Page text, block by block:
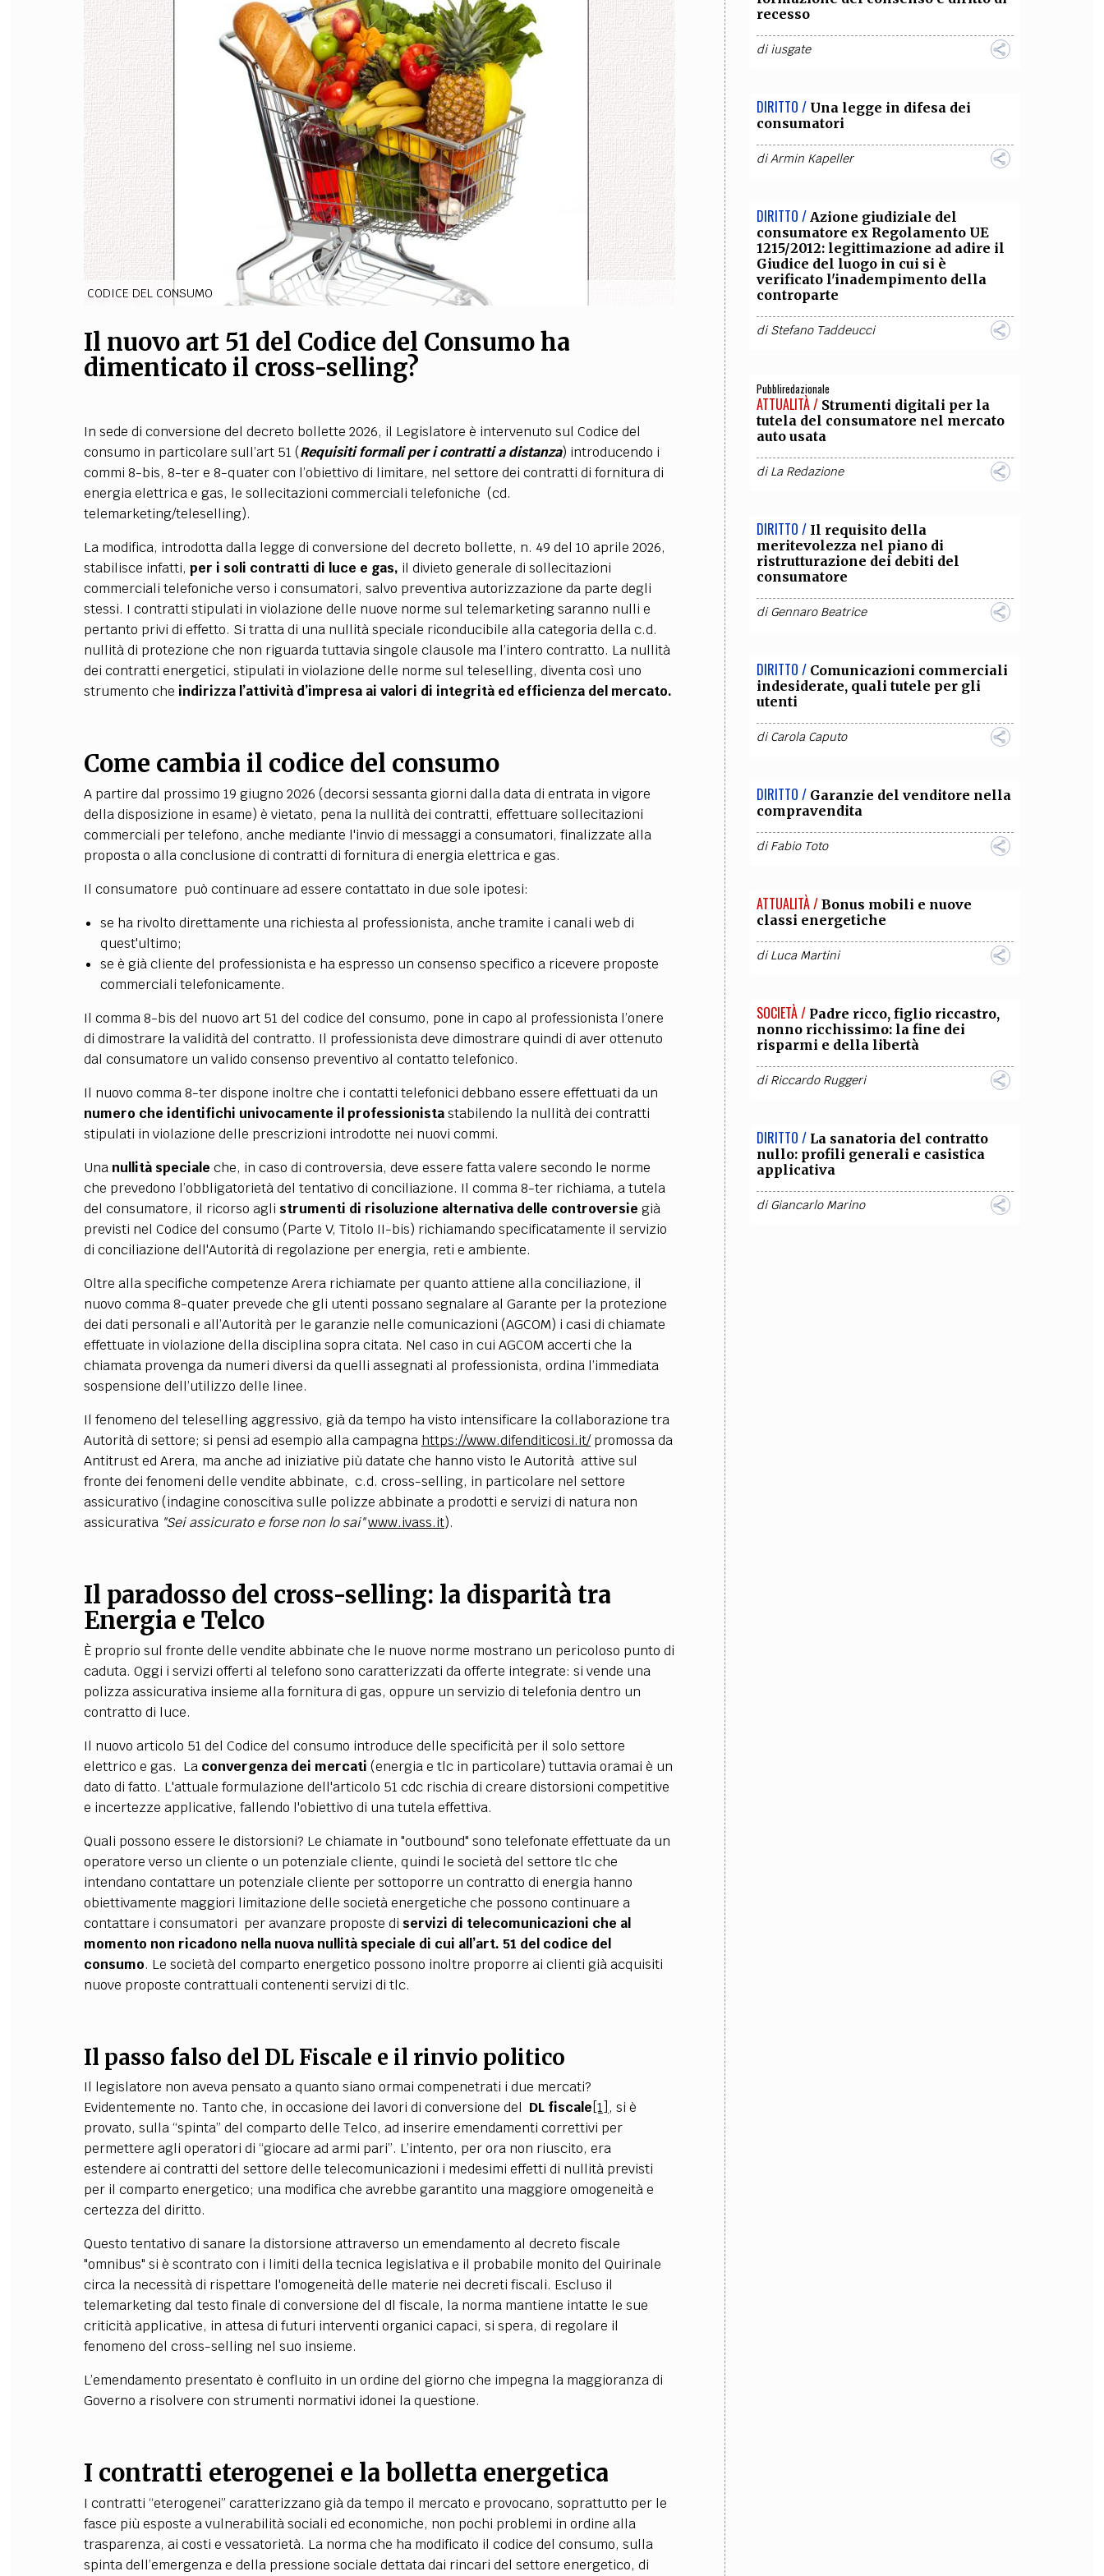
TEAM
FILODIRITTO REDAZIONE COMITATO SCIENTIFICO AUTORI CURATORI FOTOGRAFI COLLABORA CON NOI
CODICI RUBRICHE LIBRI PUBBLICITÀ CONTATTI
SOCIAL MEDIA
CODICE DEL CONSUMO
Il nuovo art 51 del Codice del Consumo ha
dimenticato il cross-selling?
In sede di conversione del decreto bollette 2026, il Legislatore è intervenuto sul Codice del
consumo in particolare sull’art 51 (Requisiti formali per i contratti a distanza) introducendo i
commi 8-bis, 8-ter e 8-quater con l’obiettivo di limitare, nel settore dei contratti di fornitura di
energia elettrica e gas, le sollecitazioni commerciali telefoniche (cd.
telemarketing/teleselling).
La modifica, introdotta dalla legge di conversione del decreto bollette, n. 49 del 10 aprile 2026,
stabilisce infatti, per i soli contratti di luce e gas, il divieto generale di sollecitazioni
commerciali telefoniche verso i consumatori, salvo preventiva autorizzazione da parte degli
stessi. I contratti stipulati in violazione delle nuove norme sul telemarketing saranno nulli e
pertanto privi di effetto. Si tratta di una nullità speciale riconducibile alla categoria della c.d.
nullità di protezione che non riguarda tuttavia singole clausole ma l’intero contratto. La nullità
dei contratti energetici, stipulati in violazione delle norme sul teleselling, diventa così uno
strumento che indirizza l’attività d’impresa ai valori di integrità ed efficienza del mercato.
Come cambia il codice del consumo
A partire dal prossimo 19 giugno 2026 (decorsi sessanta giorni dalla data di entrata in vigore
della disposizione in esame) è vietato, pena la nullità dei contratti, effettuare sollecitazioni
commerciali per telefono, anche mediante l'invio di messaggi a consumatori, finalizzate alla
proposta o alla conclusione di contratti di fornitura di energia elettrica e gas.
Il consumatore può continuare ad essere contattato in due sole ipotesi:
se ha rivolto direttamente una richiesta al professionista, anche tramite i canali web di
quest'ultimo;
se è già cliente del professionista e ha espresso un consenso specifico a ricevere proposte
commerciali telefonicamente.
Il comma 8-bis del nuovo art 51 del codice del consumo, pone in capo al professionista l’onere
di dimostrare la validità del contratto. Il professionista deve dimostrare quindi di aver ottenuto
dal consumatore un valido consenso preventivo al contatto telefonico.
Il nuovo comma 8-ter dispone inoltre che i contatti telefonici debbano essere effettuati da un
numero che identifichi univocamente il professionistastabilendo la nullità dei contratti
stipulati in violazione delle prescrizioni introdotte nei nuovi commi.
Una nullità speciale che, in caso di controversia, deve essere fatta valere secondo le norme
che prevedono l’obbligatorietà del tentativo di conciliazione. Il comma 8-ter richiama, a tutela
del consumatore, il ricorso agli strumenti di risoluzione alternativa delle controversie già
previsti nel Codice del consumo (Parte V, Titolo II-bis) richiamando specificatamente il servizio
di conciliazione dell'Autorità di regolazione per energia, reti e ambiente.
Oltre alla specifiche competenze Arera richiamate per quanto attiene alla conciliazione, il
nuovo comma 8-quater prevede che gli utenti possano segnalare al Garante per la protezione
dei dati personali e all’Autorità per le garanzie nelle comunicazioni (AGCOM) i casi di chiamate
effettuate in violazione della disciplina sopra citata. Nel caso in cui AGCOM accerti che la
chiamata provenga da numeri diversi da quelli assegnati al professionista, ordina l’immediata
sospensione dell’utilizzo delle linee.
Il fenomeno del teleselling aggressivo, già da tempo ha visto intensificare la collaborazione tra
Autorità di settore; si pensi ad esempio alla campagna https://www.difenditicosi.it/promossa da
Antitrust ed Arera, ma anche ad iniziative più datate che hanno visto le Autorità attive sul
fronte dei fenomeni delle vendite abbinate, c.d. cross-selling, in particolare nel settore
assicurativo (indagine conoscitiva sulle polizze abbinate a prodotti e servizi di natura non
assicurativa "Sei assicurato e forse non lo sai"www.ivass.it).
Il paradosso del cross-selling: la disparità tra
Energia e Telco
È proprio sul fronte delle vendite abbinate che le nuove norme mostrano un pericoloso punto di
caduta. Oggi i servizi offerti al telefono sono caratterizzati da offerte integrate: si vende una
polizza assicurativa insieme alla fornitura di gas, oppure un servizio di telefonia dentro un
contratto di luce.
Il nuovo articolo 51 del Codice del consumo introduce delle specificità per il solo settore
elettrico e gas. La convergenza dei mercati (energia e tlc in particolare) tuttavia oramai è un
dato di fatto. L'attuale formulazione dell'articolo 51 cdc rischia di creare distorsioni competitive
e incertezze applicative, fallendo l'obiettivo di una tutela effettiva.
Quali possono essere le distorsioni? Le chiamate in "outbound" sono telefonate effettuate da un
operatore verso un cliente o un potenziale cliente, quindi le società del settore tlc che
intendano contattare un potenziale cliente per sottoporre un contratto di energia hanno
obiettivamente maggiori limitazione delle società energetiche che possono continuare a
contattare i consumatori per avanzare proposte di servizi di telecomunicazioni che al
momento non ricadono nella nuova nullità speciale di cui all’art. 51 del codice del
consumo. Le società del comparto energetico possono inoltre proporre ai clienti già acquisiti
nuove proposte contrattuali contenenti servizi di tlc.
Il passo falso del DL Fiscale e il rinvio politico
Il legislatore non aveva pensato a quanto siano ormai compenetrati i due mercati?
Evidentemente no. Tanto che, in occasione dei lavori di conversione del DL fiscale [1] , si è
provato, sulla “spinta” del comparto delle Telco, ad inserire emendamenti correttivi per
permettere agli operatori di “giocare ad armi pari”. L’intento, per ora non riuscito, era
estendere ai contratti del settore delle telecomunicazioni i medesimi effetti di nullità previsti
per il comparto energetico; una modifica che avrebbe garantito una maggiore omogeneità e
certezza del diritto.
Questo tentativo di sanare la distorsione attraverso un emendamento al decreto fiscale
"omnibus" si è scontrato con i limiti della tecnica legislativa e il probabile monito del Quirinale
circa la necessità di rispettare l'omogeneità delle materie nei decreti fiscali. Escluso il
telemarketing dal testo finale di conversione del dl fiscale, la norma mantiene intatte le sue
criticità applicative, in attesa di futuri interventi organici capaci, si spera, di regolare il
fenomeno del cross-selling nel suo insieme.
L’emendamento presentato è confluito in un ordine del giorno che impegna la maggioranza di
Governo a risolvere con strumenti normativi idonei la questione.
I contratti eterogenei e la bolletta energetica
I contratti “eterogenei” caratterizzano già da tempo il mercato e provocano, soprattutto per le
fasce più esposte a vulnerabilità sociali ed economiche, non pochi problemi in ordine alla
trasparenza, ai costi e vessatorietà. La norma che ha modificato il codice del consumo, sulla
spinta dell’emergenza e della pressione sociale dettata dai rincari del settore energetico, di
recesso
diiusgate
DIRITTO / Una legge in difesa dei
consumatori
diArmin Kapeller
DIRITTO / Azione giudiziale del
consumatore ex Regolamento UE
1215/2012: legittimazione ad adire il
Giudice del luogo in cui si è
verificato l'inadempimento della
controparte
diStefano Taddeucci
Pubbliredazionale
ATTUALITÀ / Strumenti digitali per la
tutela del consumatore nel mercato
auto usata
diLa Redazione
DIRITTO / Il requisito della
meritevolezza nel piano di
ristrutturazione dei debiti del
consumatore
diGennaro Beatrice
DIRITTO / Comunicazioni commerciali
indesiderate, quali tutele per gli
utenti
diCarola Caputo
DIRITTO / Garanzie del venditore nella
compravendita
diFabio Toto
ATTUALITÀ / Bonus mobili e nuove
classi energetiche
diLuca Martini
SOCIETÀ / Padre ricco, figlio riccastro,
nonno ricchissimo: la fine dei
risparmi e della libertà
diRiccardo Ruggeri
DIRITTO / La sanatoria del contratto
nullo: profili generali e casistica
applicativa
diGiancarlo Marino